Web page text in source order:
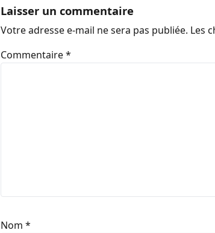
Laisser un commentaire
Votre adresse e-mail ne sera pas publiée. Les
Commentaire*
Nom *